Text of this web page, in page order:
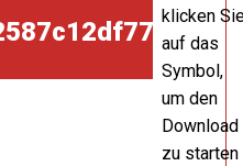
klicken
auf das
Symbol,
um den
Download
zu starten